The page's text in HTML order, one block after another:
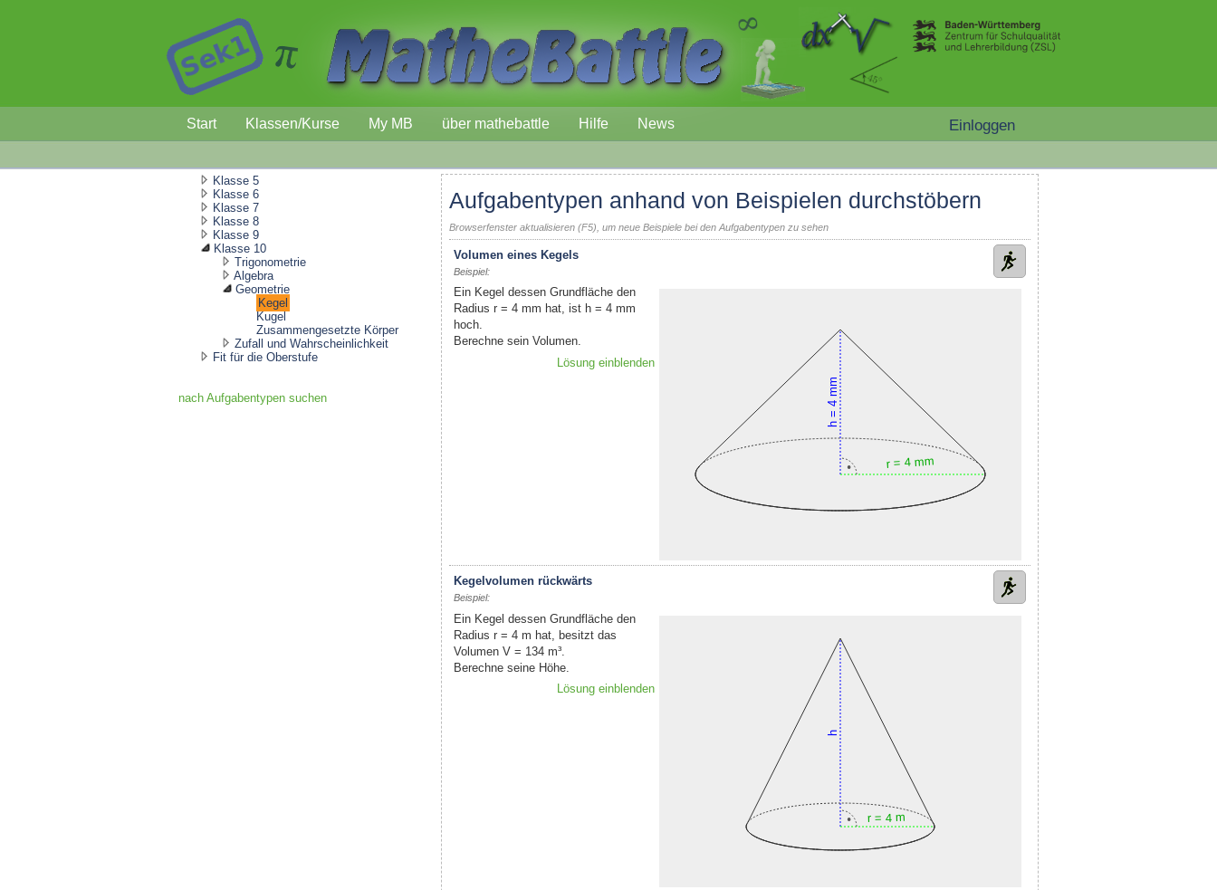
Start Klassen/Kurse My MB über mathebattle Hilfe News Einloggen
Klasse 5
Klasse 6
Klasse 7
Klasse 8
Klasse 9
Klasse 10
Trigonometrie
Algebra
Geometrie
Kegel
Kugel
Zusammengesetzte Körper
Zufall und Wahrscheinlichkeit
Fit für die Oberstufe
nach Aufgabentypen suchen
Aufgabentypen anhand von Beispielen durchstöbern
Browserfenster aktualisieren (F5), um neue Beispiele bei den Aufgabentypen zu sehen
Volumen eines Kegels
Beispiel:
Ein Kegel dessen Grundfläche den
Radius r = 4 mm hat, ist h = 4 mm
hoch.
Berechne sein Volumen.
Lösung einblenden
Kegelvolumen rückwärts
Beispiel:
Ein Kegel dessen Grundfläche den
Radius r = 4 m hat, besitzt das
Volumen V = 134 m³.
Berechne seine Höhe.
Lösung einblenden